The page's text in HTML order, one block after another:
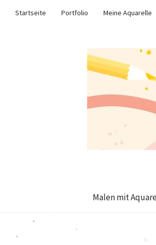
Startseite Portfolio Meine Aquarelle
Malen mit